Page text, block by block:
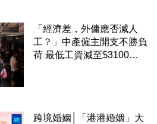
「經濟差，外傭應否減人
工？」中產僱主開支不勝負
荷 最低工資減至$3100蚊
跨境婚姻│「港港婚姻」大